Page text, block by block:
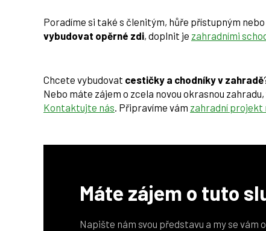
Poradíme si také s členitým, hůře přístupným
vybudovat opěrné zdi, doplnit je zahradními
Chcete vybudovat cestičky a chodníky v zahradě
Nebo máte zájem o zcela novou okrasnou
Kontaktujte nás. Připravíme vám zahradní projekt
Máte zájem o tuto
Napište nám svou představu a my se vám